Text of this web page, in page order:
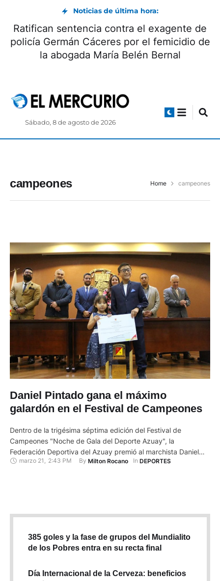
Noticias de última hora:
Ratifican sentencia contra el exagente de
policía Germán Cáceres por el femicidio de
la abogada María Belén Bernal
Sábado, 8 de agosto de 2026
campeones Home campeones
Daniel Pintado gana el máximo
galardón en el Festival de Campeones
Dentro de la trigésima séptima edición del Festival de
Campeones "Noche de Gala del Deporte Azuay", la
Federación Deportiva del Azuay premió al marchista Daniel
Pintado como el mejor de la temporada. El acto, se cumplió la
marzo 21 , 2:43 PM By Milton Rocano In DEPORTES
385 goles y la fase de grupos del Mundialito
de los Pobres entra en su recta final
Día Internacional de la Cerveza: beneficios